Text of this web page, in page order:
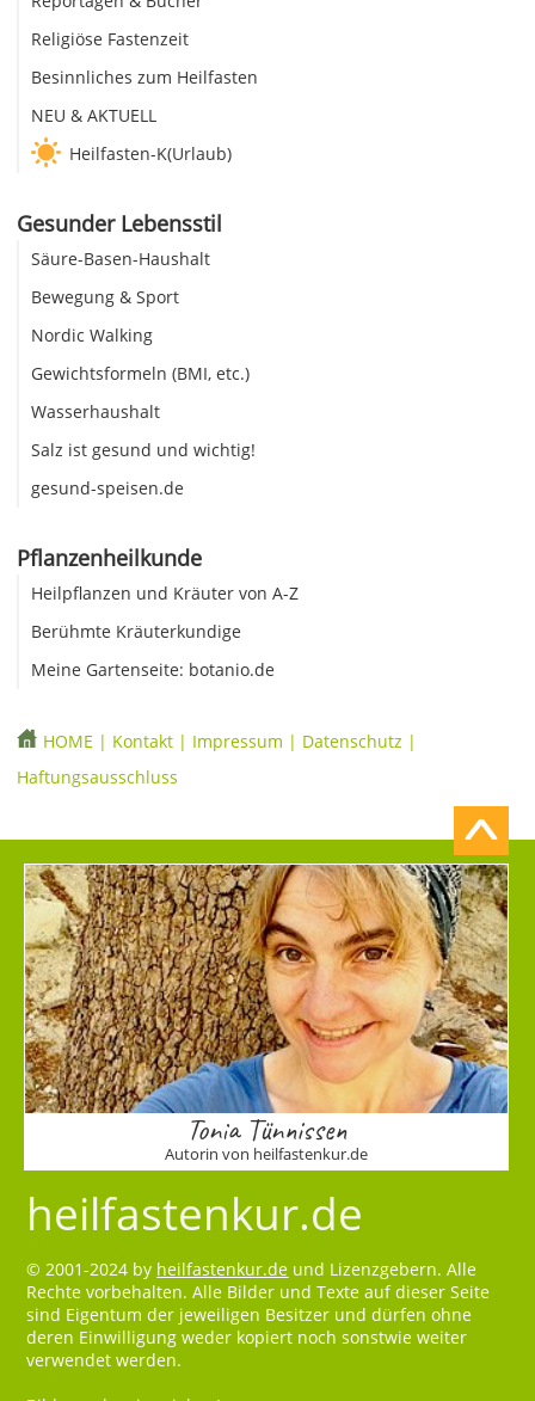
Religiöse Fastenzeit
Besinnliches zum Heilfasten
NEU & AKTUELL
Heilfasten-K(Urlaub)
Gesunder Lebensstil
Säure-Basen-Haushalt
Bewegung & Sport
Nordic Walking
Gewichtsformeln (BMI, etc.)
Wasserhaushalt
Salz ist gesund und wichtig!
gesund-speisen.de
Pflanzenheilkunde
Heilpflanzen und Kräuter von A-Z
Berühmte Kräuterkundige
Meine Gartenseite: botanio.de
HOME | Kontakt | Impressum | Datenschutz |
Haftungsausschluss
Tonia Tünnissen
Autorin von heilfastenkur.de
heilfastenkur.de
© 2001-2024 by heilfastenkur.de und Lizenzgebern. Alle
Rechte vorbehalten. Alle Bilder und Texte auf dieser Seite
sind Eigentum der jeweiligen Besitzer und dürfen ohne
deren Einwilligung weder kopiert noch sonstwie weiter
verwendet werden.